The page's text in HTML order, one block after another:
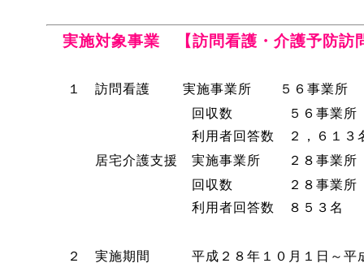
実施対象事業 【訪問看護・介護予防訪
１ 訪問看護 実施事業所 ５６事業所
回収数 ５６事業所 （回収
利用者回答数 ２，６１３名（
居宅介護支援 実施事業所 ２８事業所
回収数 ２８事業所 （回収
利用者回答数 ８５３名 （
２ 実施期間 平成２８年１０月１日～平